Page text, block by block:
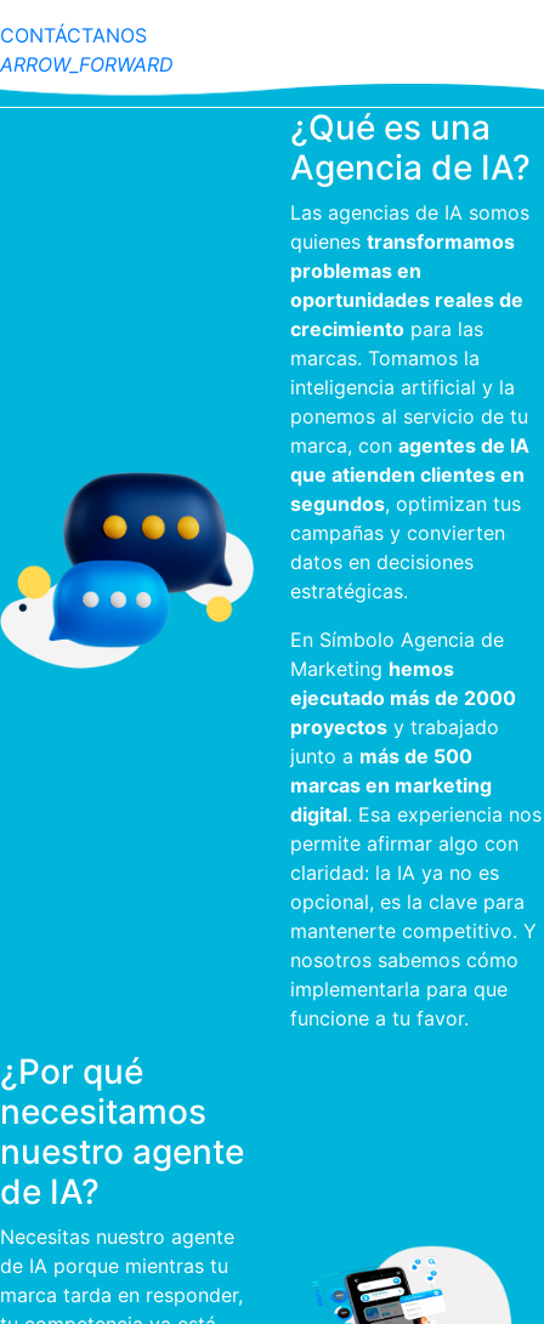
CONTÁCTANOS
ARROW_FORWARD
¿Qué es una
Agencia de IA?
Las agencias de IA somos
quienes transformamos
problemas en
oportunidades reales de
crecimiento para las
marcas. Tomamos la
inteligencia artificial y la
ponemos al servicio de tu
marca, con agentes de IA
que atienden clientes en
segundos, optimizan tus
campañas y convierten
datos en decisiones
estratégicas.
En Símbolo Agencia de
Marketing hemos
ejecutado más de 2000
proyectos y trabajado
junto a más de 500
marcas en marketing
digital. Esa experiencia nos
permite afirmar algo con
claridad: la IA ya no es
opcional, es la clave para
mantenerte competitivo. Y
nosotros sabemos cómo
implementarla para que
funcione a tu favor.
¿Por qué
necesitamos
nuestro agente
de IA?
Necesitas nuestro agente
de IA porque mientras tu
marca tarda en responder,